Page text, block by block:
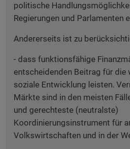
politische
Regierungen und Parlamenten
Andererseits ist zu
- dass funktionsfähige
entscheidenden Beitrag für die
soziale Entwicklung leisten.
Märkte sind in den meisten
und gerechteste (neutralste)
Koordinierungsinstrument für
Volkswirtschaften und in der